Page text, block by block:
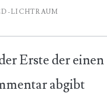
LICHTRAUM
Erste der einen
abgibt